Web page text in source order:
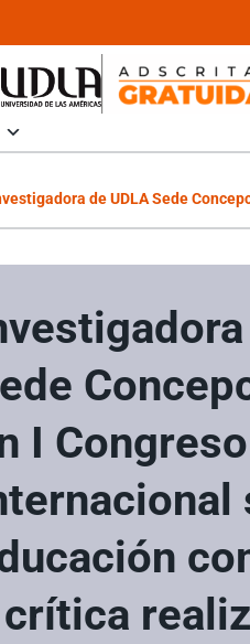
de UDLA Sede
I Congreso